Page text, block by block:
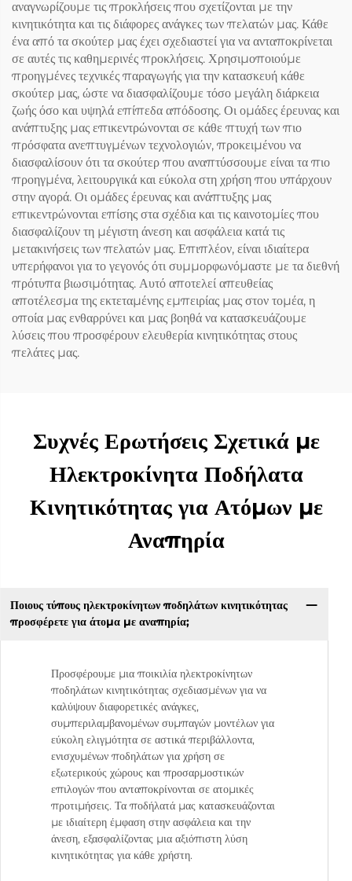
αναγνωρίζουμε τις προκλήσεις που σχετίζονται με την
κινητικότητα και τις διάφορες ανάγκες των πελατών μας. Κάθε
ένα από τα σκούτερ μας έχει σχεδιαστεί για να ανταποκρίνεται
σε αυτές τις καθημερινές προκλήσεις. Χρησιμοποιούμε
προηγμένες τεχνικές παραγωγής για την κατασκευή κάθε
σκούτερ μας, ώστε να διασφαλίζουμε τόσο μεγάλη διάρκεια
ζωής όσο και υψηλά επίπεδα απόδοσης. Οι ομάδες έρευνας και
ανάπτυξης μας επικεντρώνονται σε κάθε πτυχή των πιο
πρόσφατα ανεπτυγμένων τεχνολογιών, προκειμένου να
διασφαλίσουν ότι τα σκούτερ που αναπτύσσουμε είναι τα πιο
προηγμένα, λειτουργικά και εύκολα στη χρήση που υπάρχουν
στην αγορά. Οι ομάδες έρευνας και ανάπτυξης μας
επικεντρώνονται επίσης στα σχέδια και τις καινοτομίες που
διασφαλίζουν τη μέγιστη άνεση και ασφάλεια κατά τις
μετακινήσεις των πελατών μας. Επιπλέον, είναι ιδιαίτερα
υπερήφανοι για το γεγονός ότι συμμορφωνόμαστε με τα διεθνή
πρότυπα βιωσιμότητας. Αυτό αποτελεί απευθείας
αποτέλεσμα της εκτεταμένης εμπειρίας μας στον τομέα, η
οποία μας ενθαρρύνει και μας βοηθά να κατασκευάζουμε
λύσεις που προσφέρουν ελευθερία κινητικότητας στους
πελάτες μας.
Συχνές Ερωτήσεις Σχετικά με
Ηλεκτροκίνητα Ποδήλατα
Κινητικότητας για Ατόμων με
Αναπηρία
Ποιους τύπους ηλεκτροκίνητων ποδηλάτων κινητικότητας
προσφέρετε για άτομα με αναπηρία;
Προσφέρουμε μια ποικιλία ηλεκτροκίνητων
ποδηλάτων κινητικότητας σχεδιασμένων για να
καλύψουν διαφορετικές ανάγκες,
συμπεριλαμβανομένων συμπαγών μοντέλων για
εύκολη ελιγμότητα σε αστικά περιβάλλοντα,
ενισχυμένων ποδηλάτων για χρήση σε
εξωτερικούς χώρους και προσαρμοστικών
επιλογών που ανταποκρίνονται σε ατομικές
προτιμήσεις. Τα ποδήλατά μας κατασκευάζονται
με ιδιαίτερη έμφαση στην ασφάλεια και την
άνεση, εξασφαλίζοντας μια αξιόπιστη λύση
κινητικότητας για κάθε χρήστη.